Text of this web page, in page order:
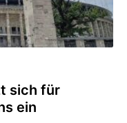
sich für
ein